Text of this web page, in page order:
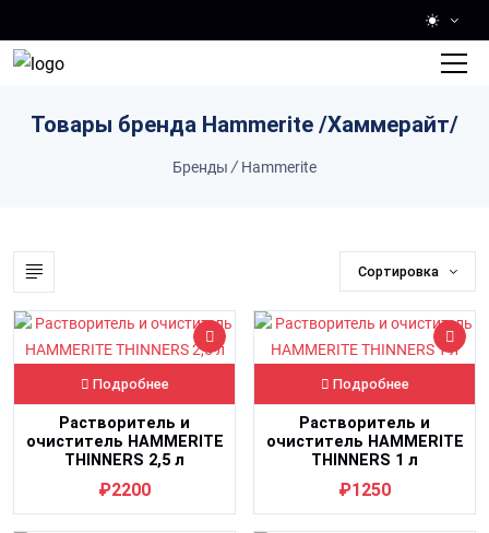
Товары бренда Hammerite /Хаммерайт/
Бренды / Hammerite
Сортировка
Подробнее
Растворитель и
очиститель HAMMERITE
THINNERS 2,5 л
₽2200
Подробнее
Растворитель и
очиститель HAMMERITE
THINNERS 1 л
₽1250